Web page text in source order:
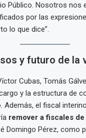
Público. Nosotros nos
por las
lo que dice”.
y futuro de la
Cubas, Tomás
y la estructura de
Además, el fiscal
remover a fiscales de
Domingo Pérez, como